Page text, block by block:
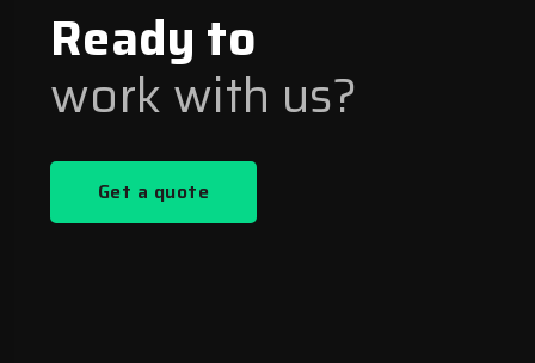
Ready to
work with us?
Get a quote